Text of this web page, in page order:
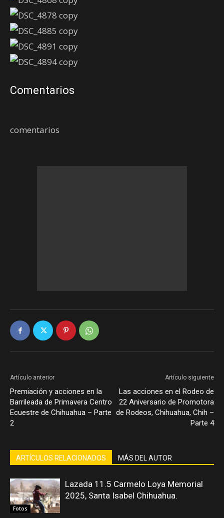
Comentarios
comentarios
Artículo anterior
Premiación y acciones en la
Barrileada de Primavera Centro
Ecuestre de Chihuahua – Parte
2
Artículo siguiente
Las acciones en el Rodeo de
22 Aniversario de Promotora
de Rodeos, Chihuahua, Chih –
Parte 4
ARTÍCULOS RELACIONADOS MÁS DEL AUTOR
Fotos
Lazada 11.5 Carmelo Loya Memorial
2025, Santa Isabel Chihuahua.